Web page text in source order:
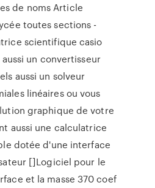
de noms Article
toutes sections -
scientifique casio
un convertisseur
aussi un solveur
linéaires ou vous
graphique de votre
aussi une calculatrice
dotée d'une interface
[]Logiciel pour le
et la masse 370 coef